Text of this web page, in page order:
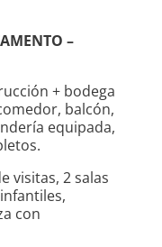
–
+ bodega
balcón,
equipada,
visitas, 2 salas
con